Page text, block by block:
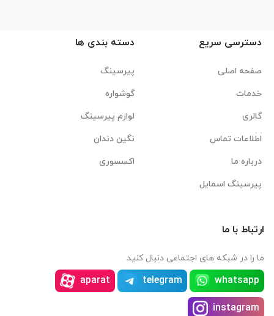
دسترسی سریع
صفحه اصلی
خدمات
گالری
اطلاعات تماس
درباره ما
پیرسینگ اسمایل
دسته بندی ها
پیرسینگ
گوشواره
لوازم پیرسینگ
نگین دندان
اکسسوری
ارتباط با ما
ما را در شبکه های اجتماعی دنبال کنید
whatsapp
telegram
aparat
instagram